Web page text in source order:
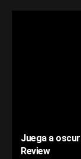
Juega a
Review